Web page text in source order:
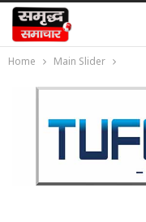
Home Main Slider